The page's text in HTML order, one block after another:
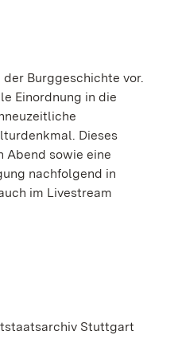
der Burggeschichte vor.
Einordnung in die
Dieses
Abend sowie eine
nachfolgend in
im Livestream
Stuttgart